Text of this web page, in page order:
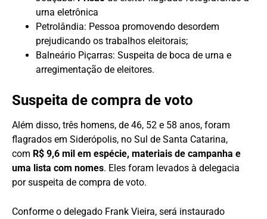
urna eletrônica
Petrolândia: Pessoa promovendo desordem
prejudicando os trabalhos eleitorais;
Balneário Piçarras: Suspeita de boca de urna e
arregimentação de eleitores.
Suspeita de compra de voto
Além disso, três homens, de 46, 52 e 58 anos, foram
flagrados em Siderópolis, no Sul de Santa Catarina,
com R$ 9,6 mil em espécie, materiais de campanha e
uma lista com nomes. Eles foram levados à delegacia
por suspeita de compra de voto.
Conforme o delegado Frank Vieira, será instaurado